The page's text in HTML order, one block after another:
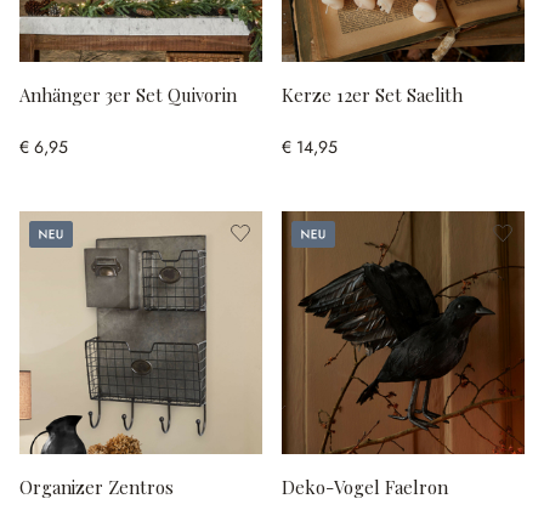
Anhänger 3er Set Quivorin
€ 6,95
Kerze 12er Set Saelith
€ 14,95
Neu
Organizer Zentros
Neu
Deko-Vogel Faelron